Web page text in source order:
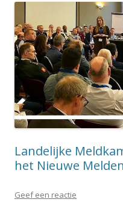
Landelijke
het Nieuwe Melden
Geef een reactie